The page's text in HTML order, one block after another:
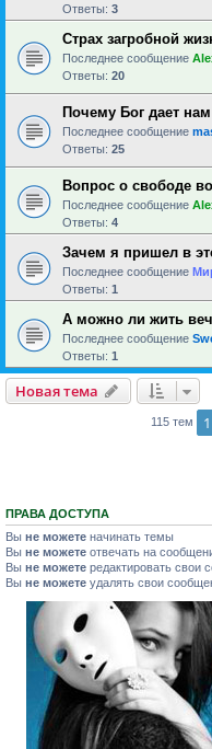
Ответы: 3
Страх загробной
Последнее сообщение
Ответы: 20
Почему Бог дает
Последнее сообщение
Ответы: 25
Вопрос о свободе
Последнее сообщение
Ответы: 4
Зачем я пришел в
Последнее сообщение
Ответы: 1
А можно ли жить
Последнее сообщение
Ответы: 1
Новая тема
115 тем 1
ПРАВА ДОСТУПА
Вы не можете начинать темы
Вы не можете отвечать на
Вы не можете редактировать свои
Вы не можете удалять свои